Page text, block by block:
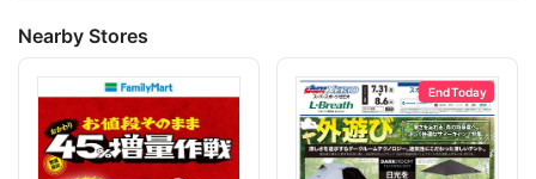
Nearby Stores
End Today